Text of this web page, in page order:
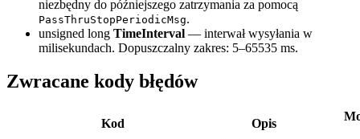
niezbędny do późniejszego zatrzymania za pomocą
PassThruStopPeriodicMsg.
unsigned long TimeInterval — interwał wysyłania w
milisekundach. Dopuszczalny zakres: 5–65535 ms.
Zwracane kody błędów
Kod Opis